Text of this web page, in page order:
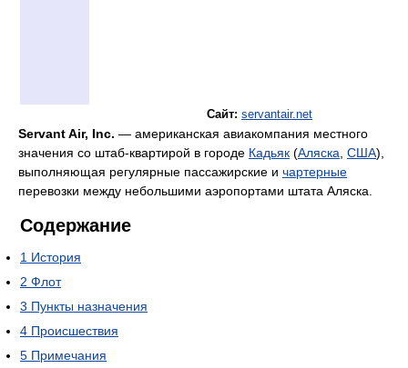
Сайт: servantair.net
Servant Air, Inc. — американская авиакомпания местного
значения со штаб-квартирой в городе Кадьяк (Аляска США),
выполняющая регулярные пассажирские и чартерные
перевозки между небольшими аэропортами штата Аляска.
Содержание
1 История
2 Флот
3 Пункты назначения
4 Происшествия
5 Примечания